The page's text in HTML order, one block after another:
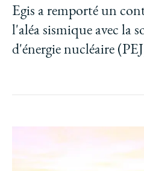
Egis a remporté un
l'aléa sismique avec la
d'énergie nucléaire